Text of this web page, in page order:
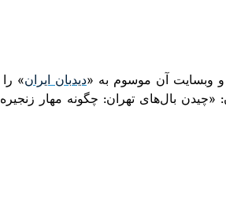
وبسایت آن موسوم به «دیدبان ایران» را
«چیدن بالهای تهران: چگونه مهار زنجیره